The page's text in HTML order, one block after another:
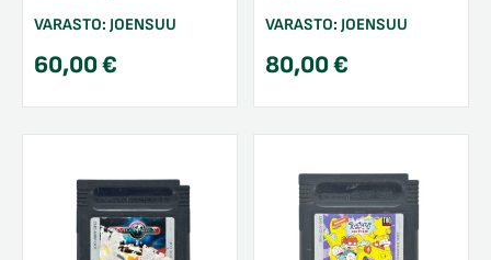
VARASTO: JOENSUU
60,00€
VARASTO: JOENSUU
80,00€